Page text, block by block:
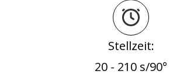
Stellzeit:
20 - 210 s/90°